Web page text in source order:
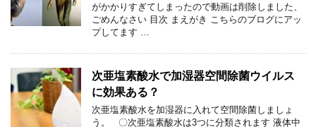
がかかりすぎてしまったので動画は削除しました、
ごめんなさい 目次 まえがき こちらのブログにアッ
プしてます …
次亜塩素酸水で加湿器空間除菌ウイルス
に効果ある？
次亜塩素酸水を加湿器に入れて空間除菌しましょ
う。 〇次亜塩素酸水は3つに分類されます 液体中